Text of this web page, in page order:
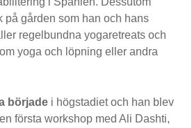
på gården som han och hans
regelbundna yogaretreats och
yoga och löpning eller andra
började i högstadiet och han blev
första workshop med Ali Dashti,